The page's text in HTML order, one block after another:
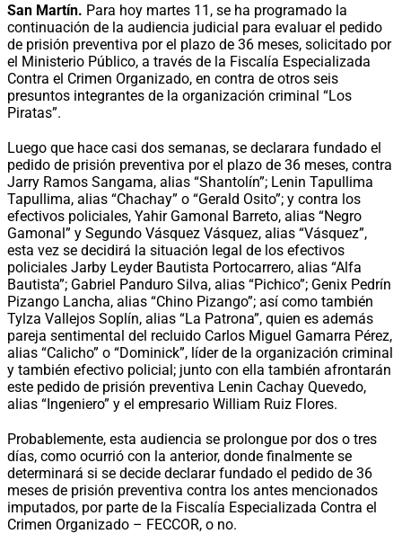
San Martín. Para hoy martes 11, se ha programado la
continuación de la audiencia judicial para evaluar el pedido
de prisión preventiva por el plazo de 36 meses, solicitado por
el Ministerio Público, a través de la Fiscalía Especializada
Contra el Crimen Organizado, en contra de otros seis
presuntos integrantes de la organización criminal “Los
Piratas”.
Luego que hace casi dos semanas, se declarara fundado el
pedido de prisión preventiva por el plazo de 36 meses, contra
Jarry Ramos Sangama, alias “Shantolín”; Lenin Tapullima
Tapullima, alias “Chachay” o “Gerald Osito”; y contra los
efectivos policiales, Yahir Gamonal Barreto, alias “Negro
Gamonal” y Segundo Vásquez Vásquez, alias “Vásquez”,
esta vez se decidirá la situación legal de los efectivos
policiales Jarby Leyder Bautista Portocarrero, alias “Alfa
Bautista”; Gabriel Panduro Silva, alias “Pichico”; Genix Pedrín
Pizango Lancha, alias “Chino Pizango”; así como también
Tylza Vallejos Soplín, alias “La Patrona”, quien es además
pareja sentimental del recluido Carlos Miguel Gamarra Pérez,
alias “Calicho” o “Dominick”, líder de la organización criminal
y también efectivo policial; junto con ella también afrontarán
este pedido de prisión preventiva Lenin Cachay Quevedo,
alias “Ingeniero” y el empresario William Ruiz Flores.
Probablemente, esta audiencia se prolongue por dos o tres
días, como ocurrió con la anterior, donde finalmente se
determinará si se decide declarar fundado el pedido de 36
meses de prisión preventiva contra los antes mencionados
imputados, por parte de la Fiscalía Especializada Contra el
Crimen Organizado – FECCOR, o no.